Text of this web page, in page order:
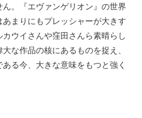
。『エヴァンゲリオン』の世界
まりにもプレッシャーが大きす
ウイさんや窪田さんら素晴らし
な作品の核にあるものを捉え、
る今、大きな意味をもつと強く